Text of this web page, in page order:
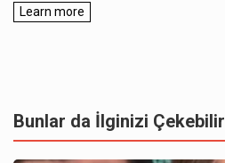
Bunlar da İlginizi Çekebilir